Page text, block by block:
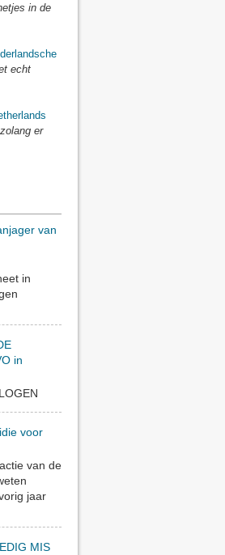
in de
echt
er
van
in
in
voor
van de
jaar
MIS